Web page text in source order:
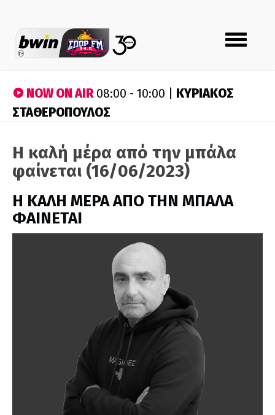
Toggle
navigation
NOW ON AIR08:00 - 10:00 | ΚΥΡΙΑΚΟΣ
ΣΤΑΘΕΡΟΠΟΥΛΟΣ
Η καλή μέρα από την μπάλα
φαίνεται (16/06/2023)
H ΚΑΛΗ ΜΕΡΑ ΑΠΟ ΤΗΝ ΜΠΑΛΑ
ΦΑΙΝΕΤΑΙ